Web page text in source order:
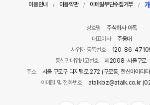
이용안내 / 이용약관 / 이메일무단수집거부 /
상호명
주식회사 아톡
대표이사
주웅대
사업자 등록번호
120-86-
통신판매업신고번호
제2008-서울구로
주소
서울 구로구 디지털로 272 (구로동, 한신아이티
이메일 및 전화번호
atalkbiz@atalk.co.kr